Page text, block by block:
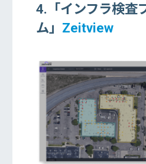
4.「インフラ検査
ム」 Zeitview